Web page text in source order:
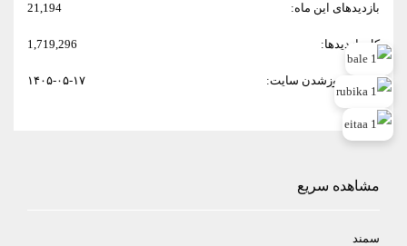
بازدیدهای این ماه: 21,194
کل بازدیدها: 1,719,296
تاریخ به‌روزشدن سایت: ۱۴۰۵-۰۵-۱۷
مشاهده سریع
سمند